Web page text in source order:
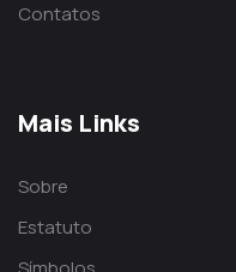
Contatos
Mais Links
Sobre
Estatuto